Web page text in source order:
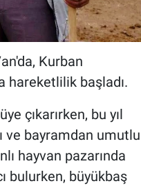
Kurban
hareketlilik başladı.
çıkarırken, bu yıl
ve bayramdan umutlu
hayvan pazarında
bulurken, büyükbaş